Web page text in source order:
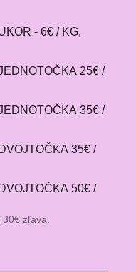
- 6€ / KG,
25€ /
35€ /
35€ /
50€ /
30€ zľava.